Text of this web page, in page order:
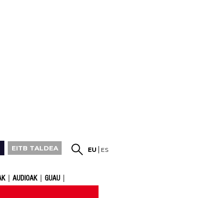
EITB TALDEA EU ES
AUDIOAK GUAU